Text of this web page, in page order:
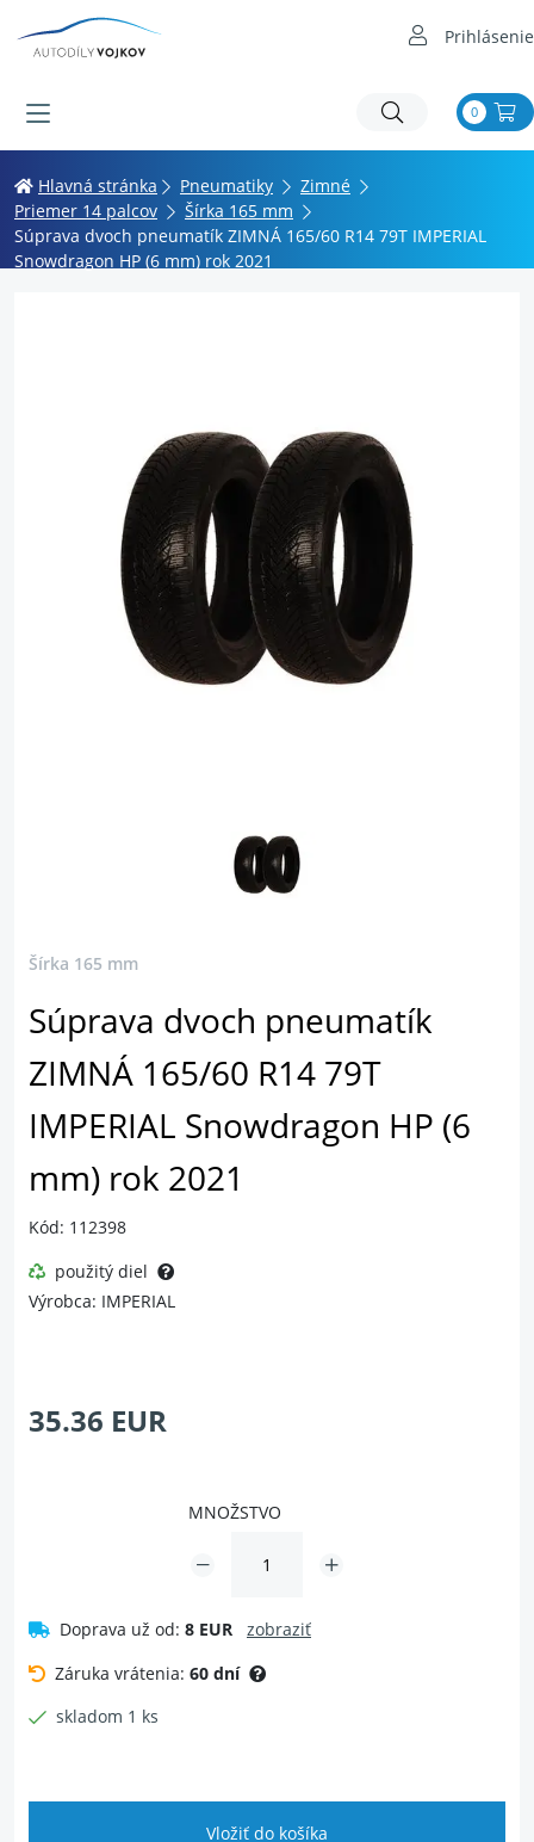
Prihlásenie
0
Hlavná stránka Pneumatiky
Zimné
Priemer 14 palcov
Šírka 165 mm
Súprava dvoch pneumatík ZIMNÁ 165/60 R14 79T IMPERIAL
Snowdragon HP (6 mm) rok 2021
Šírka 165 mm
Súprava dvoch pneumatík
ZIMNÁ 165/60 R14 79T
IMPERIAL Snowdragon HP (6
mm) rok 2021
Kód: 112398
použitý diel
Výrobca: IMPERIAL
35.36 EUR
MNOŽSTVO
Doprava už od: 8 EUR
zobraziť
Záruka vrátenia: 60 dní
skladom 1 ks
Vložiť do košíka